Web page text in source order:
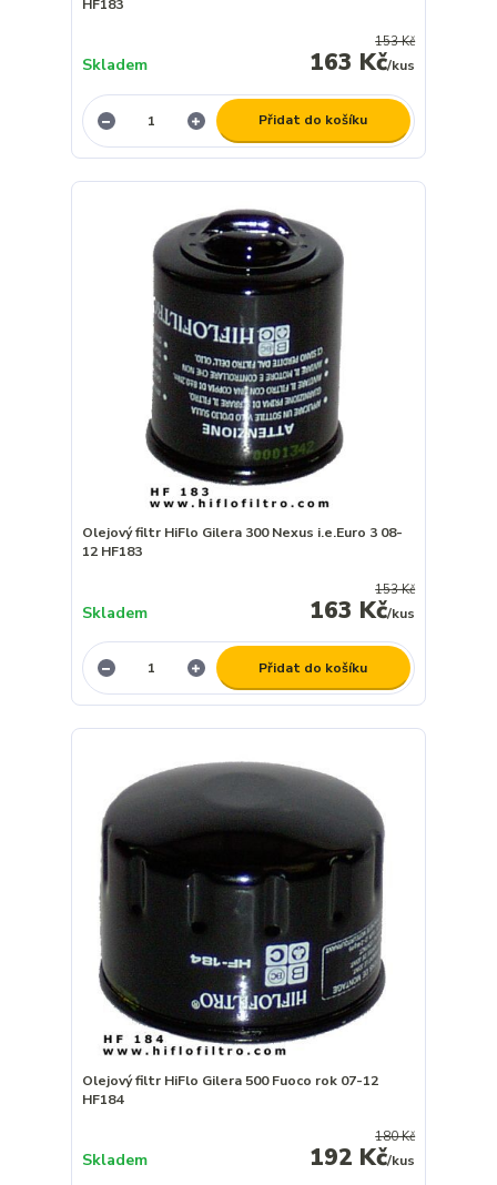
HF183
153 Kč
163 Kč/kus
Skladem
Přidat do košíku
Olejový filtr HiFlo Gilera 300 Nexus i.e.Euro 3 08-
12 HF183
153 Kč
163 Kč/kus
Skladem
Přidat do košíku
Olejový filtr HiFlo Gilera 500 Fuoco rok 07-12
HF184
180 Kč
192 Kč/kus
Skladem